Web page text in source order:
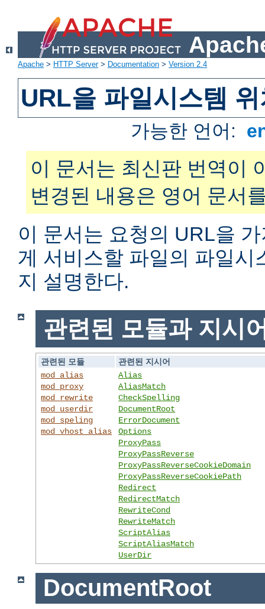
Apache > HTTP Server> Documentation > Version 2.4
URL을 파일시스템
가능한 언어:
이 문서는 최신판 번역이
변경된 내용은 영어 문서
이 문서는 요청의 URL을
게 서비스할 파일의 파일시
지 설명한다.
관련된 모듈과 지시
관련된 모듈
관련된 지시어
mod_alias
mod_proxy
mod_rewrite
mod_userdir
mod_speling
mod_vhost_alias
Alias
AliasMatch
CheckSpelling
DocumentRoot
ErrorDocument
Options
ProxyPass
ProxyPassReverse
ProxyPassReverseCookieDomain
ProxyPassReverseCookiePath
Redirect
RedirectMatch
RewriteCond
RewriteMatch
ScriptAlias
ScriptAliasMatch
UserDir
DocumentRoot